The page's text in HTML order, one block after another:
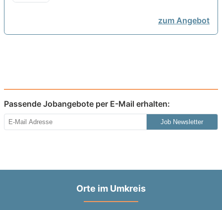
zum Angebot
Passende Jobangebote per E-Mail erhalten:
Job Newsletter
Orte im Umkreis